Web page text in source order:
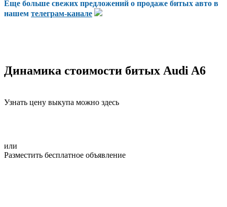
Еще больше свежих предложений о продаже битых авто в
нашем телеграм-канале
Динамика стоимости битых Audi A6
Узнать цену выкупа можно здесь
или
Разместить бесплатное объявление